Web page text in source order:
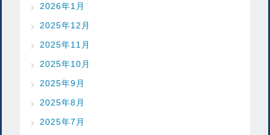
2026年1月
2025年12月
2025年11月
2025年10月
2025年9月
2025年8月
2025年7月